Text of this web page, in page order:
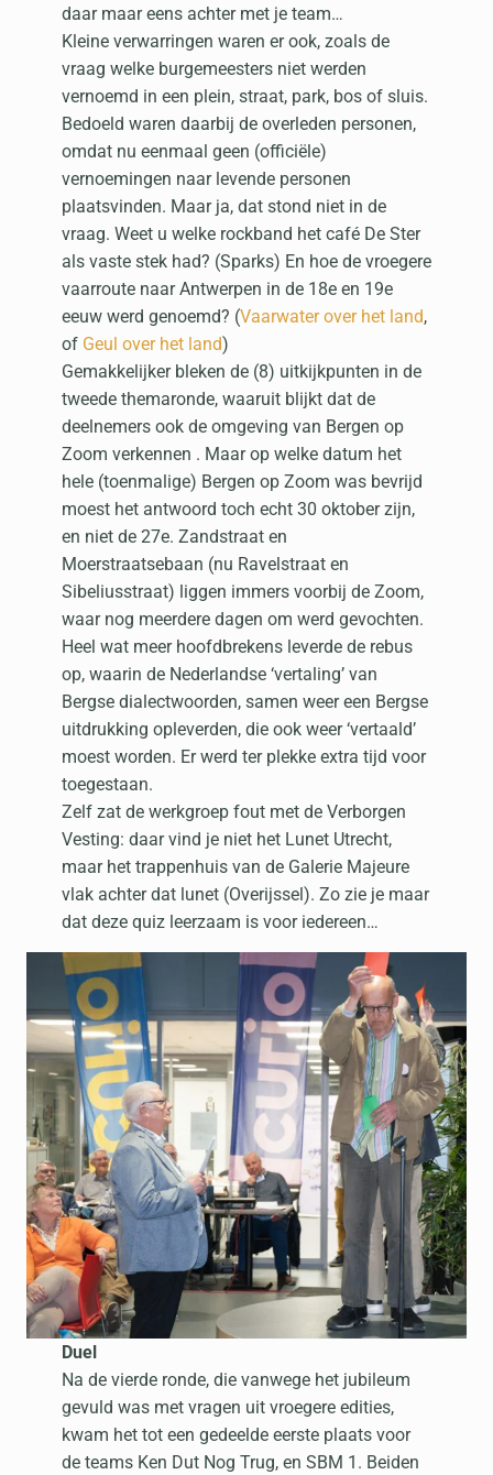
daar maar eens achter met je team…
Kleine verwarringen waren er ook, zoals de
vraag welke burgemeesters niet werden
vernoemd in een plein, straat, park, bos of sluis.
Bedoeld waren daarbij de overleden personen,
omdat nu eenmaal geen (officiële)
vernoemingen naar levende personen
plaatsvinden. Maar ja, dat stond niet in de
vraag. Weet u welke rockband het café De Ster
als vaste stek had? (Sparks) En hoe de vroegere
vaarroute naar Antwerpen in de 18e en 19e
eeuw werd genoemd? (Vaarwater over het land,
of Geul over het land)
Gemakkelijker bleken de (8) uitkijkpunten in de
tweede themaronde, waaruit blijkt dat de
deelnemers ook de omgeving van Bergen op
Zoom verkennen . Maar op welke datum het
hele (toenmalige) Bergen op Zoom was bevrijd
moest het antwoord toch echt 30 oktober zijn,
en niet de 27e. Zandstraat en
Moerstraatsebaan (nu Ravelstraat en
Sibeliusstraat) liggen immers voorbij de Zoom,
waar nog meerdere dagen om werd gevochten.
Heel wat meer hoofdbrekens leverde de rebus
op, waarin de Nederlandse ‘vertaling’ van
Bergse dialectwoorden, samen weer een Bergse
uitdrukking opleverden, die ook weer ‘vertaald’
moest worden. Er werd ter plekke extra tijd voor
toegestaan.
Zelf zat de werkgroep fout met de Verborgen
Vesting: daar vind je niet het Lunet Utrecht,
maar het trappenhuis van de Galerie Majeure
vlak achter dat lunet (Overijssel). Zo zie je maar
dat deze quiz leerzaam is voor iedereen…
Duel
Na de vierde ronde, die vanwege het jubileum
gevuld was met vragen uit vroegere edities,
kwam het tot een gedeelde eerste plaats voor
de teams Ken Dut Nog Trug, en SBM 1. Beiden